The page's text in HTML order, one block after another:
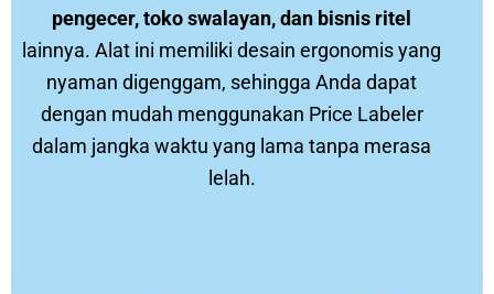
pengecer, toko swalayan, dan bisnis ritel
lainnya. Alat ini memiliki desain ergonomis yang
nyaman digenggam, sehingga Anda dapat
dengan mudah menggunakan Price Labeler
dalam jangka waktu yang lama tanpa merasa
lelah.